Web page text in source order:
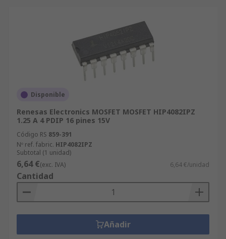
Disponible
Renesas Electronics MOSFET MOSFET HIP4082IPZ
1.25 A 4 PDIP 16 pines 15V
Código RS 859-391
Nº ref. fabric. HIP4082IPZ
Subtotal (1 unidad)
6,64 €(exc. IVA) 6,64 €/unidad
Cantidad
Añadir